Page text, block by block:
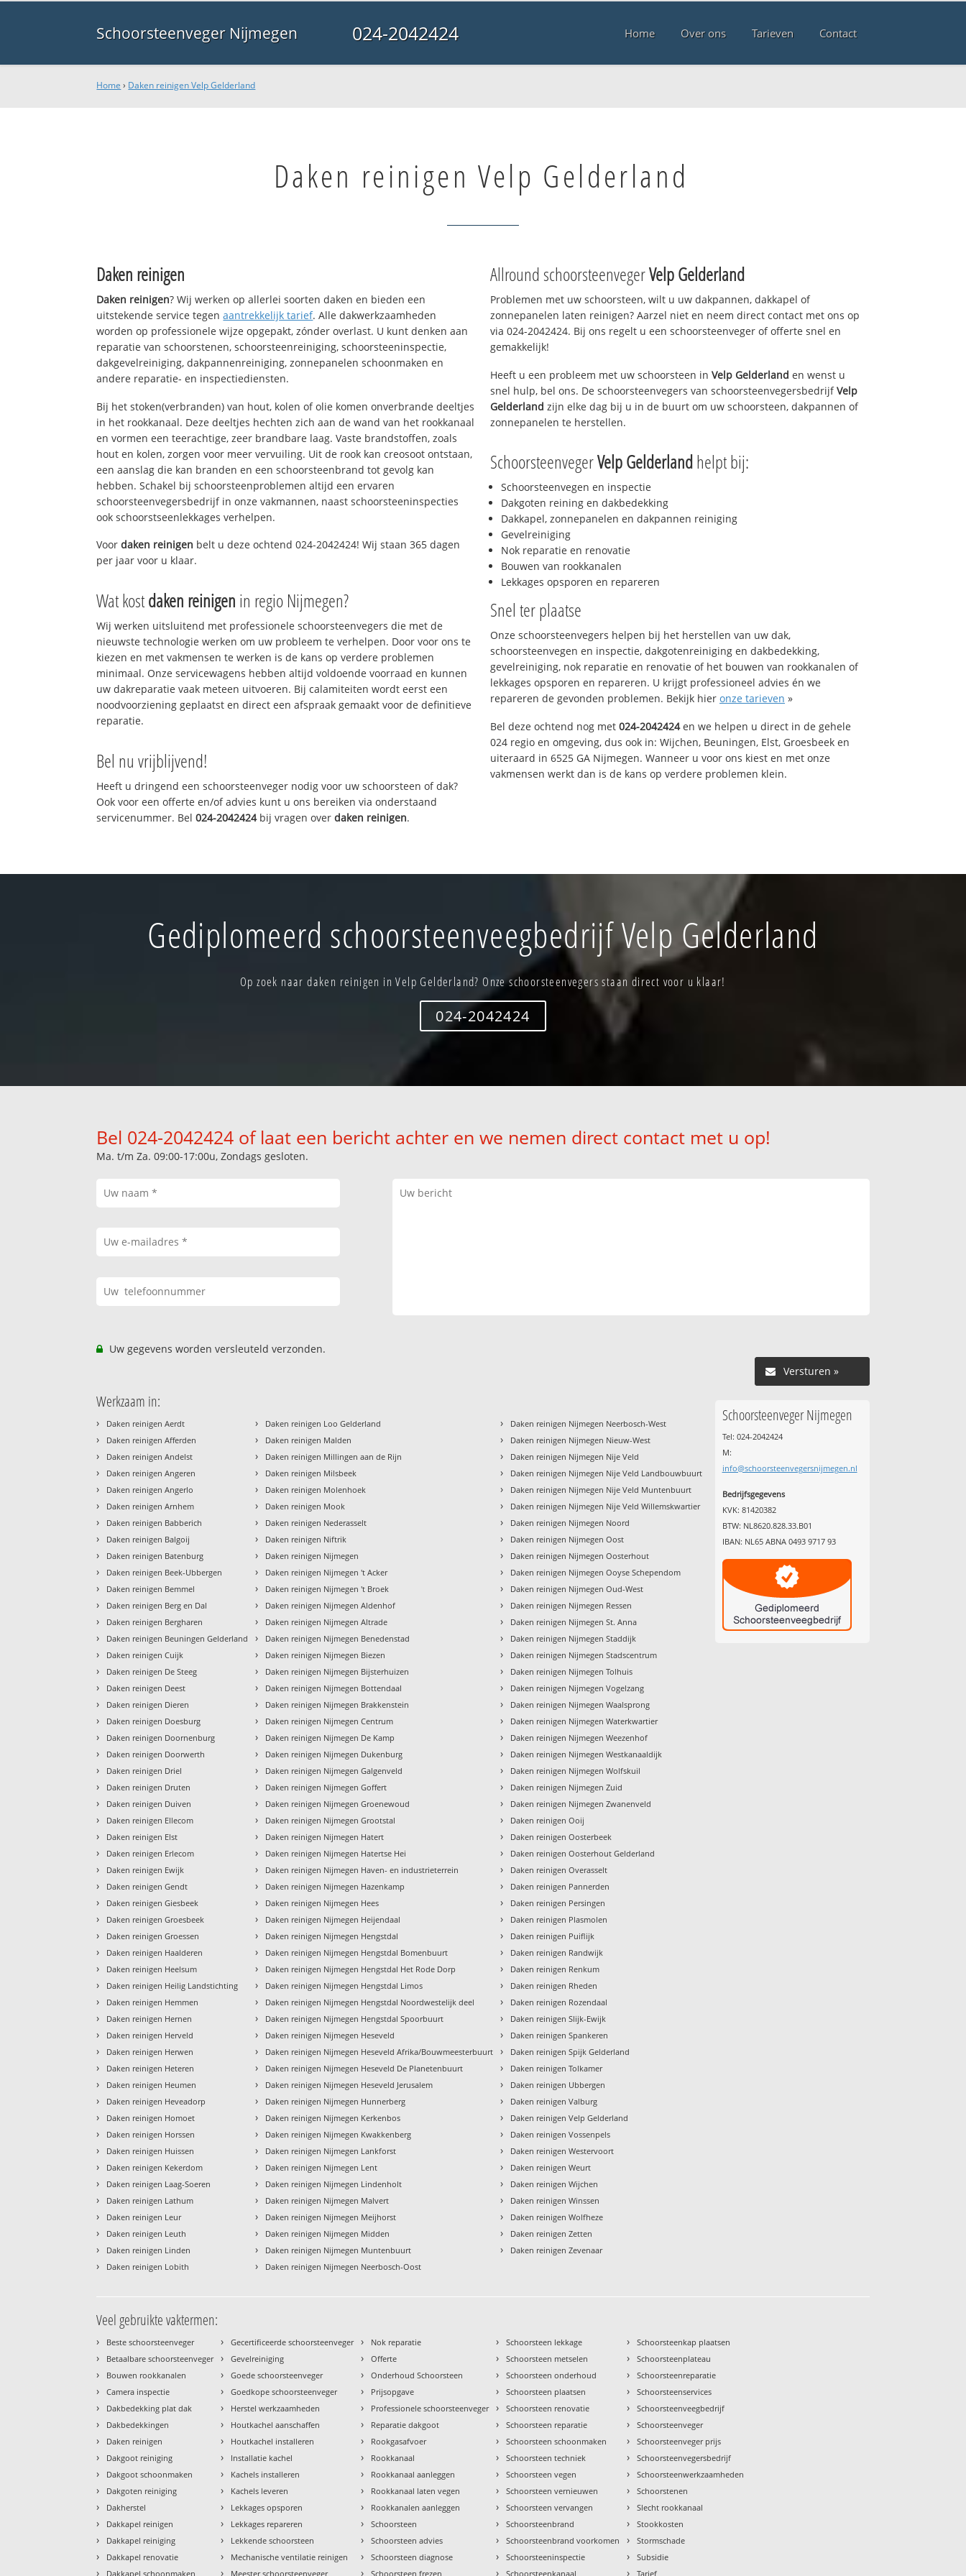
Schoorsteenveger Nijmegen 024-2042424 Home Over ons Tarieven Contact
Home › Daken reinigen Velp Gelderland
Daken reinigen Velp Gelderland
Daken reinigen
Daken reinigen? Wij werken op allerlei soorten daken en bieden een
uitstekende service tegenaantrekkelijk tarief. Alle dakwerkzaamheden
worden op professionele wijze opgepakt, zónder overlast. U kunt denken aan
reparatie van schoorstenen, schoorsteenreiniging, schoorsteeninspectie,
dakgevelreiniging, dakpannenreiniging, zonnepanelen schoonmaken en
andere reparatie- en inspectiediensten.
Bij het stoken(verbranden) van hout, kolen of olie komen onverbrande deeltjes
in het rookkanaal. Deze deeltjes hechten zich aan de wand van het rookkanaal
en vormen een teerachtige, zeer brandbare laag. Vaste brandstoffen, zoals
hout en kolen, zorgen voor meer vervuiling. Uit de rook kan creosoot ontstaan,
een aanslag die kan branden en een schoorsteenbrand tot gevolg kan
hebben. Schakel bij schoorsteenproblemen altijd een ervaren
schoorsteenvegersbedrijf in onze vakmannen, naast schoorsteeninspecties
ook schoorstseenlekkages verhelpen.
Voordaken reinigen belt u deze ochtend 024-2042424! Wij staan 365 dagen
per jaar voor u klaar.
Wat kostdaken reinigen in regio Nijmegen?
Wij werken uitsluitend met professionele schoorsteenvegers die met de
nieuwste technologie werken om uw probleem te verhelpen. Door voor ons te
kiezen en met vakmensen te werken is de kans op verdere problemen
minimaal. Onze servicewagens hebben altijd voldoende voorraad en kunnen
uw dakreparatie vaak meteen uitvoeren. Bij calamiteiten wordt eerst een
noodvoorziening geplaatst en direct een afspraak gemaakt voor de definitieve
reparatie.
Bel nu vrijblijvend!
Heeft u dringend een schoorsteenveger nodig voor uw schoorsteen of dak?
Ook voor een offerte en/of advies kunt u ons bereiken via onderstaand
servicenummer. Bel024-2042424bij vragen overdaken reinigen.
Allround schoorsteenvegerVelp Gelderland
Problemen met uw schoorsteen, wilt u uw dakpannen, dakkapel of
zonnepanelen laten reinigen? Aarzel niet en neem direct contact met ons op
via 024-2042424. Bij ons regelt u een schoorsteenveger of offerte snel en
gemakkelijk!
Heeft u een probleem met uw schoorsteen in Velp Gelderland en wenst u
snel hulp, bel ons. De schoorsteenvegers van schoorsteenvegersbedrijfVelp
Gelderland zijn elke dag bij u in de buurt om uw schoorsteen, dakpannen of
zonnepanelen te herstellen.
SchoorsteenvegerVelp Gelderlandhelpt bij:
Schoorsteenvegen en inspectie
Dakgoten reining en dakbedekking
Dakkapel, zonnepanelen en dakpannen reiniging
Gevelreiniging
Nok reparatie en renovatie
Bouwen van rookkanalen
Lekkages opsporen en repareren
Snel ter plaatse
Onze schoorsteenvegers helpen bij het herstellen van uw dak,
schoorsteenvegen en inspectie, dakgotenreiniging en dakbedekking,
gevelreiniging, nok reparatie en renovatie of het bouwen van rookkanalen of
lekkages opsporen en repareren. U krijgt professioneel advies én we
repareren de gevonden problemen. Bekijk hier onze tarieven »
Bel deze ochtend nog met 024-2042424en we helpen u direct in de gehele
024 regio en omgeving, dus ook in: Wijchen, Beuningen, Elst, Groesbeek en
uiteraard in 6525 GA Nijmegen. Wanneer u voor ons kiest en met onze
vakmensen werkt dan is de kans op verdere problemen klein.
Gediplomeerd schoorsteenveegbedrijf Velp Gelderland
Op zoek naar daken reinigen in Velp Gelderland? Onze schoorsteenvegers staan direct voor u klaar!
024-2042424
Bel 024-2042424 of laat een bericht achter en we nemen direct contact met u op!
Ma. t/m Za. 09:00-17:00u, Zondags gesloten.
Uw gegevens worden versleuteld verzonden.
Versturen »
Werkzaam in:
› Daken reinigen Aerdt
› Daken reinigen Afferden
› Daken reinigen Andelst
› Daken reinigen Angeren
› Daken reinigen Angerlo
› Daken reinigen Arnhem
› Daken reinigen Babberich
› Daken reinigen Balgoij
› Daken reinigen Batenburg
› Daken reinigen Beek-Ubbergen
› Daken reinigen Bemmel
› Daken reinigen Berg en Dal
› Daken reinigen Bergharen
› Daken reinigen Beuningen Gelderland
› Daken reinigen Cuijk
› Daken reinigen De Steeg
› Daken reinigen Deest
› Daken reinigen Dieren
› Daken reinigen Doesburg
› Daken reinigen Doornenburg
› Daken reinigen Doorwerth
› Daken reinigen Driel
› Daken reinigen Druten
› Daken reinigen Duiven
› Daken reinigen Ellecom
› Daken reinigen Elst
› Daken reinigen Erlecom
› Daken reinigen Ewijk
› Daken reinigen Gendt
› Daken reinigen Giesbeek
› Daken reinigen Groesbeek
› Daken reinigen Groessen
› Daken reinigen Haalderen
› Daken reinigen Heelsum
› Daken reinigen Heilig Landstichting
› Daken reinigen Hemmen
› Daken reinigen Hernen
› Daken reinigen Herveld
› Daken reinigen Herwen
› Daken reinigen Heteren
› Daken reinigen Heumen
› Daken reinigen Heveadorp
› Daken reinigen Homoet
› Daken reinigen Horssen
› Daken reinigen Huissen
› Daken reinigen Kekerdom
› Daken reinigen Laag-Soeren
› Daken reinigen Lathum
› Daken reinigen Leur
› Daken reinigen Leuth
› Daken reinigen Linden
› Daken reinigen Lobith
› Daken reinigen Loo Gelderland
› Daken reinigen Malden
› Daken reinigen Millingen aan de Rijn
› Daken reinigen Milsbeek
› Daken reinigen Molenhoek
› Daken reinigen Mook
› Daken reinigen Nederasselt
› Daken reinigen Niftrik
› Daken reinigen Nijmegen
› Daken reinigen Nijmegen 't Acker
› Daken reinigen Nijmegen 't Broek
› Daken reinigen Nijmegen Aldenhof
› Daken reinigen Nijmegen Altrade
› Daken reinigen Nijmegen Benedenstad
› Daken reinigen Nijmegen Biezen
› Daken reinigen Nijmegen Bijsterhuizen
› Daken reinigen Nijmegen Bottendaal
› Daken reinigen Nijmegen Brakkenstein
› Daken reinigen Nijmegen Centrum
› Daken reinigen Nijmegen De Kamp
› Daken reinigen Nijmegen Dukenburg
› Daken reinigen Nijmegen Galgenveld
› Daken reinigen Nijmegen Goffert
› Daken reinigen Nijmegen Groenewoud
› Daken reinigen Nijmegen Grootstal
› Daken reinigen Nijmegen Hatert
› Daken reinigen Nijmegen Hatertse Hei
› Daken reinigen Nijmegen Haven- en industrieterrein
› Daken reinigen Nijmegen Hazenkamp
› Daken reinigen Nijmegen Hees
› Daken reinigen Nijmegen Heijendaal
› Daken reinigen Nijmegen Hengstdal
› Daken reinigen Nijmegen Hengstdal Bomenbuurt
› Daken reinigen Nijmegen Hengstdal Het Rode Dorp
› Daken reinigen Nijmegen Hengstdal Limos
› Daken reinigen Nijmegen Hengstdal Noordwestelijk deel
› Daken reinigen Nijmegen Hengstdal Spoorbuurt
› Daken reinigen Nijmegen Heseveld
› Daken reinigen Nijmegen Heseveld Afrika/Bouwmeesterbuurt
› Daken reinigen Nijmegen Heseveld De Planetenbuurt
› Daken reinigen Nijmegen Heseveld Jerusalem
› Daken reinigen Nijmegen Hunnerberg
› Daken reinigen Nijmegen Kerkenbos
› Daken reinigen Nijmegen Kwakkenberg
› Daken reinigen Nijmegen Lankforst
› Daken reinigen Nijmegen Lent
› Daken reinigen Nijmegen Lindenholt
› Daken reinigen Nijmegen Malvert
› Daken reinigen Nijmegen Meijhorst
› Daken reinigen Nijmegen Midden
› Daken reinigen Nijmegen Muntenbuurt
› Daken reinigen Nijmegen Neerbosch-Oost
› Daken reinigen Nijmegen Neerbosch-West
› Daken reinigen Nijmegen Nieuw-West
› Daken reinigen Nijmegen Nije Veld
› Daken reinigen Nijmegen Nije Veld Landbouwbuurt
› Daken reinigen Nijmegen Nije Veld Muntenbuurt
› Daken reinigen Nijmegen Nije Veld Willemskwartier
› Daken reinigen Nijmegen Noord
› Daken reinigen Nijmegen Oost
› Daken reinigen Nijmegen Oosterhout
› Daken reinigen Nijmegen Ooyse Schependom
› Daken reinigen Nijmegen Oud-West
› Daken reinigen Nijmegen Ressen
› Daken reinigen Nijmegen St. Anna
› Daken reinigen Nijmegen Staddijk
› Daken reinigen Nijmegen Stadscentrum
› Daken reinigen Nijmegen Tolhuis
› Daken reinigen Nijmegen Vogelzang
› Daken reinigen Nijmegen Waalsprong
› Daken reinigen Nijmegen Waterkwartier
› Daken reinigen Nijmegen Weezenhof
› Daken reinigen Nijmegen Westkanaaldijk
› Daken reinigen Nijmegen Wolfskuil
› Daken reinigen Nijmegen Zuid
› Daken reinigen Nijmegen Zwanenveld
› Daken reinigen Ooij
› Daken reinigen Oosterbeek
› Daken reinigen Oosterhout Gelderland
› Daken reinigen Overasselt
› Daken reinigen Pannerden
› Daken reinigen Persingen
› Daken reinigen Plasmolen
› Daken reinigen Puiflijk
› Daken reinigen Randwijk
› Daken reinigen Renkum
› Daken reinigen Rheden
› Daken reinigen Rozendaal
› Daken reinigen Slijk-Ewijk
› Daken reinigen Spankeren
› Daken reinigen Spijk Gelderland
› Daken reinigen Tolkamer
› Daken reinigen Ubbergen
› Daken reinigen Valburg
› Daken reinigen Velp Gelderland
› Daken reinigen Vossenpels
› Daken reinigen Westervoort
› Daken reinigen Weurt
› Daken reinigen Wijchen
› Daken reinigen Winssen
› Daken reinigen Wolfheze
› Daken reinigen Zetten
› Daken reinigen Zevenaar
Schoorsteenveger Nijmegen
Tel: 024-2042424
M:
info@schoorsteenvegersnijmegen.nl
Bedrijfsgegevens
KVK: 81420382
BTW: NL8620.828.33.B01
IBAN: NL65 ABNA 0493 9717 93
Veel gebruikte vaktermen:
› Beste schoorsteenveger
› Betaalbare schoorsteenveger
› Bouwen rookkanalen
› Camera inspectie
› Dakbedekking plat dak
› Dakbedekkingen
› Daken reinigen
› Dakgoot reiniging
› Dakgoot schoonmaken
› Dakgoten reiniging
› Dakherstel
› Dakkapel reinigen
› Dakkapel reiniging
› Dakkapel renovatie
› Dakkapel schoonmaken
› Gecertificeerde schoorsteenveger
› Gevelreiniging
› Goede schoorsteenveger
› Goedkope schoorsteenveger
› Herstel werkzaamheden
› Houtkachel aanschaffen
› Houtkachel installeren
› Installatie kachel
› Kachels installeren
› Kachels leveren
› Lekkages opsporen
› Lekkages repareren
› Lekkende schoorsteen
› Mechanische ventilatie reinigen
› Meester schoorsteenveger
› Nok reparatie
› Offerte
› Onderhoud Schoorsteen
› Prijsopgave
› Professionele schoorsteenveger
› Reparatie dakgoot
› Rookgasafvoer
› Rookkanaal
› Rookkanaal aanleggen
› Rookkanaal laten vegen
› Rookkanalen aanleggen
› Schoorsteen
› Schoorsteen advies
› Schoorsteen diagnose
› Schoorsteen frezen
› Schoorsteen lekkage
› Schoorsteen metselen
› Schoorsteen onderhoud
› Schoorsteen plaatsen
› Schoorsteen renovatie
› Schoorsteen reparatie
› Schoorsteen schoonmaken
› Schoorsteen techniek
› Schoorsteen vegen
› Schoorsteen vernieuwen
› Schoorsteen vervangen
› Schoorsteenbrand
› Schoorsteenbrand voorkomen
› Schoorsteeninspectie
› Schoorsteenkanaal
› Schoorsteenkap plaatsen
› Schoorsteenplateau
› Schoorsteenreparatie
› Schoorsteenservices
› Schoorsteenveegbedrijf
› Schoorsteenveger
› Schoorsteenveger prijs
› Schoorsteenvegersbedrijf
› Schoorsteenwerkzaamheden
› Schoorstenen
› Slecht rookkanaal
› Stookkosten
› Stormschade
› Subsidie
› Tarief